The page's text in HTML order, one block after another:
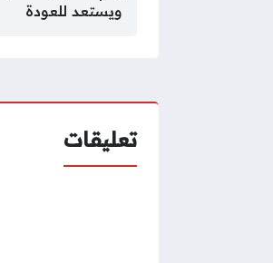
ويستعد للعودة
تعليقات